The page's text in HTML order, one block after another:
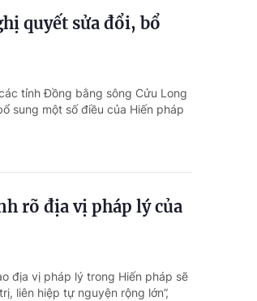
quyết sửa đổi, bổ
tỉnh Đồng bằng sông Cửu Long
sung một số điều của Hiến pháp
rõ địa vị pháp lý của
địa vị pháp lý trong Hiến pháp sẽ
liên hiệp tự nguyện rộng lớn”,